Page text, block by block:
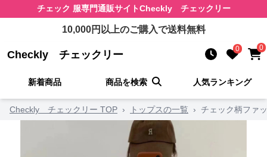
チェック 服専門通販サイトCheckly チェックリー
10,000円以上のご購入で送料無料
Checkly チェックリー 0 0
新着商品 商品を検索 人気ランキング
Checkly チェックリー TOP › トップスの一覧 › チェック柄ファ